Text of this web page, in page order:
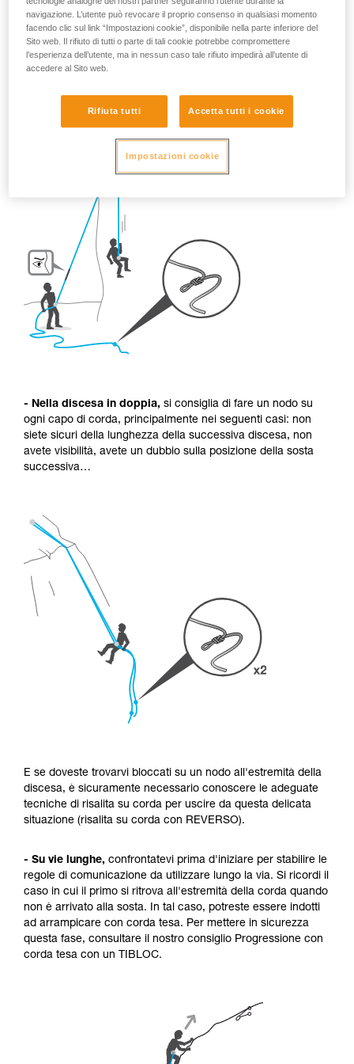
diventare delicata se non si prendono alcune precauzioni...
Pertanto, una volta sul posto, quali riflessi adottare?
- In falesia,fare SEMPRE un nodo all'estremità della corda.
- Nella discesa in doppia, si consiglia di fare un nodo su
ogni capo di corda, principalmente nei seguenti casi: non
siete sicuri della lunghezza della successiva discesa, non
avete visibilità, avete un dubbio sulla posizione della sosta
successiva…
E se doveste trovarvi bloccati su un nodo all'estremità della
discesa, è sicuramente necessario conoscere le adeguate
tecniche di risalita su corda per uscire da questa delicata
situazione (risalita su corda con REVERSO).
- Su vie lunghe, confrontatevi prima d'iniziare per stabilire le
regole di comunicazione da utilizzare lungo la via. Si ricordi il
caso in cui il primo si ritrova all'estremità della corda quando
non è arrivato alla sosta. In tal caso, potreste essere indotti
ad arrampicare con corda tesa. Per mettere in sicurezza
questa fase, consultare il nostro consiglio Progressione con
corda tesa con un TIBLOC.
navigazione. L’utente può revocare il proprio consenso in qualsiasi momento
facendo clic sul link “Impostazioni cookie”, disponibile nella parte inferiore del
Sito web. Il rifiuto di tutti o parte di tali cookie potrebbe compromettere
l’esperienza dell’utente, ma in nessun caso tale rifiuto impedirà all’utente di
accedere al Sito web.
Rifiuta tutti Accetta tutti i cookie
Impostazioni cookie